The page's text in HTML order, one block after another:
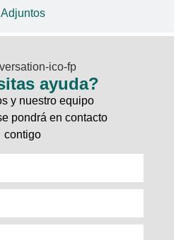
Adjuntos
ayuda?
y nuestro equipo
pondrá en contacto
contigo